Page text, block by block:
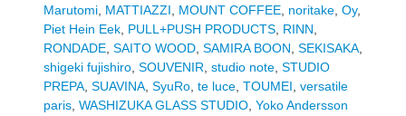
Marutomi, MATTIAZZI, MOUNT COFFEE, noritake, Oy,
Piet Hein Eek, PULL+PUSH PRODUCTS, RINN,
RONDADE, SAITO WOOD, SAMIRA BOON, SEKISAKA,
shigeki fujishiro, SOUVENIR, studio note, STUDIO
PREPA, SUAVINA, SyuRo, te luce, TOUMEI, versatile
paris, WASHIZUKA GLASS STUDIO, Yoko Andersson